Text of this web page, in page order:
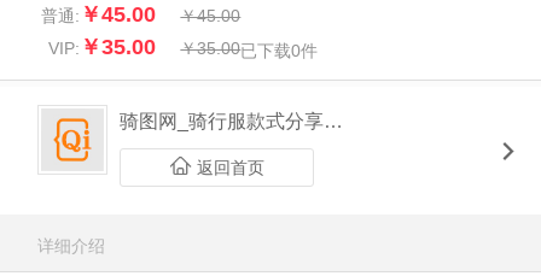
普通: ￥45.00
￥45.00
VIP: ￥35.00 ￥35.00已下载0件
骑图网_骑行服款式分享平台
返回首页
详细介绍